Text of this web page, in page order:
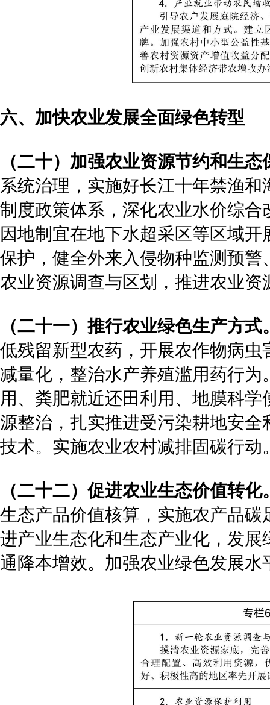
六、加快农业发展全面绿色转型
（二十）加强农业资源节约和生态
系统治理，实施好长江十年禁渔
制度政策体系，深化农业水价综
因地制宜在地下水超采区等区域
保护，健全外来入侵物种监测预
农业资源调查与区划，推进农业资
（二十一）推行农业绿色生产方式
低残留新型农药，开展农作物病
减量化，整治水产养殖滥用药行
用、粪肥就近还田利用、地膜科
源整治，扎实推进受污染耕地安
技术。实施农业农村减排固碳行动
（二十二）促进农业生态价值转化
生态产品价值核算，实施农产品
进产业生态化和生态产业化，发
通降本增效。加强农业绿色发展水